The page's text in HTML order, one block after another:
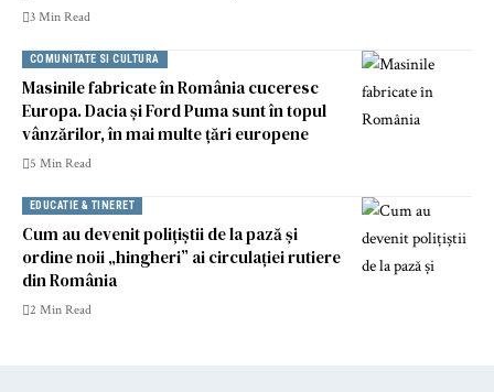
3 Min Read
COMUNITATE SI CULTURA
Masinile fabricate în România cuceresc
Europa. Dacia și Ford Puma sunt în topul
vânzărilor, în mai multe țări europene
5 Min Read
EDUCATIE & TINERET
Cum au devenit polițiștii de la pază și
ordine noii „hingheri” ai circulației rutiere
din România
2 Min Read